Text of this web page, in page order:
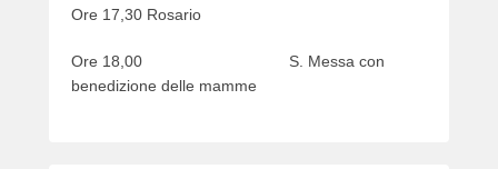
Ore 17,30 Rosario
Ore 18,00 S. Messa con
benedizione delle mamme